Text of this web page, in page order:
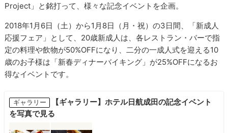
Project」と銘打って、様々な記念イベントを企画。
2018年1月6日（土）から1月8日（月・祝）の3日間、「新成人
応援フェア」として、20歳新成人は、各レストラン・バーで指
定の料理や飲物が50%OFFになり、二分の一成人式を迎える10
歳のお子様は「新春ディナーバイキング」が25%OFFになるお
得なイベントです。
ギャラリー
【ギャラリー】ホテル日航成田の記念イベント
を写真で見る